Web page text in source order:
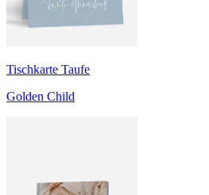
Tischkarte Taufe
Golden Child